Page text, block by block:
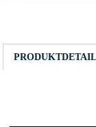
PRODUKTDETAIL